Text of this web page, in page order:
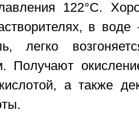
122°С.
в
легко
Получают
а также